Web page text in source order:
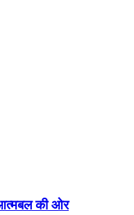
की ओर